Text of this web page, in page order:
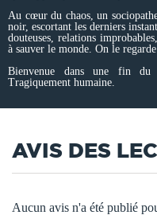
Au cœur du chaos, un
noir, escortant les derniers
douteuses, relations
à sauver le monde. On le
Bienvenue dans une fin du
Tragiquement humaine.
AVIS DES
Aucun avis n'a été publié